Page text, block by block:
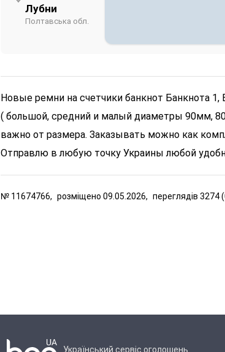
Лубни
Полтавська обл.
Новые ремни на счетчики банкнот Банкнота
( большой, средний и малый диаметры 90мм,
важно от размера. Заказывать можно как
Отправлю в любую точку Украины любой
№ 11674766, розміщено 09.05.2026, переглядів 3274 (
Український сервіс оголошень